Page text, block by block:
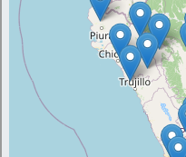
cm), TIPO
%), (39.1
(42.5 ±
cm),